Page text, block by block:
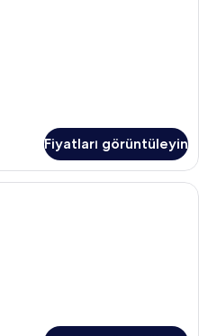
Fiyatları görüntüleyin